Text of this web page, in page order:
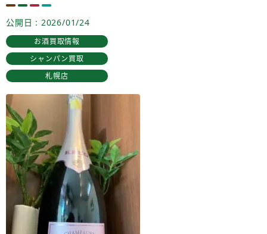
公開日 : 2026/01/24
お酒買取情報
シャンパン買取
札幌店